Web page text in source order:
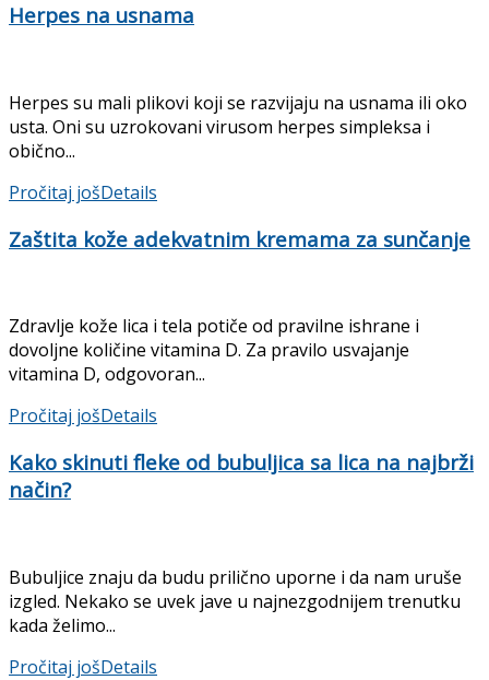
Herpes na usnama
Herpes su mali plikovi koji se razvijaju na usnama ili oko
usta. Oni su uzrokovani virusom herpes simpleksa i
obično...
Pročitaj jošDetails
Zaštita kože adekvatnim kremama za sunčanje
Zdravlje kože lica i tela potiče od pravilne ishrane i
dovoljne količine vitamina D. Za pravilo usvajanje
vitamina D, odgovoran...
Pročitaj jošDetails
Kako skinuti fleke od bubuljica sa lica na najbrži
način?
Bubuljice znaju da budu prilično uporne i da nam uruše
izgled. Nekako se uvek jave u najnezgodnijem trenutku
kada želimo...
Pročitaj jošDetails